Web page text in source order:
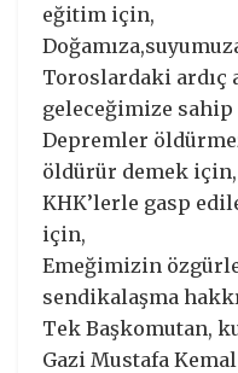
eğitim için,
Toroslardaki ardıç
geleceğimize
Depremler
öldürür demek için,
KHK’lerle gasp
için,
Emeğimizin
sendikalaşma
Tek Başkomutan,
Gazi Mustafa